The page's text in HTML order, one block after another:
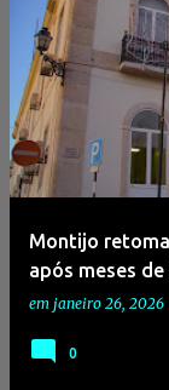
Montijo
após meses
em janeiro 26, 2026
0